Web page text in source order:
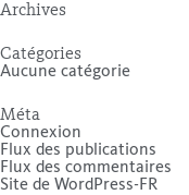
Archives
Catégories
Aucune catégorie
Méta
Connexion
Flux des publications
Flux des commentaires
Site de WordPress-FR